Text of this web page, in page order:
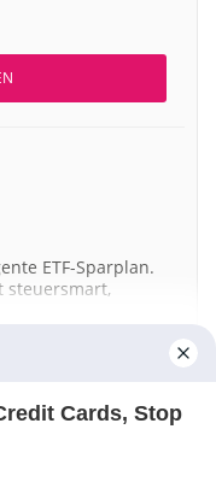
ETF-Sparplan.
steuersmart,
Cards, Stop